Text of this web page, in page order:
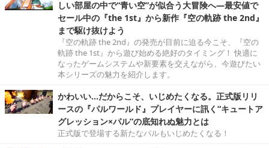
しい部屋の中で“青い空”が似合う大冒険へ―最安値で
セール中の『the 1st』から新作『空の軌跡 the 2nd』
まで駆け抜けよう
『空の軌跡 the 2nd』の発売が目前に迫る今こそ、『空の
軌跡 the 1st』から遊び始める絶好のタイミング！ 快適に
なったゲームシステムや新要素を交えながら、今遊びたい
本シリーズの魅力を紹介します。
かわいい…だからこそ、いじめたくなる。正式版リリ
ースの『パルワールド』プレイヤーに訊く“キュートア
グレッション×パル”の底知れぬ魅力とは
正式版で登場する新たなパルもいじめたくなる！